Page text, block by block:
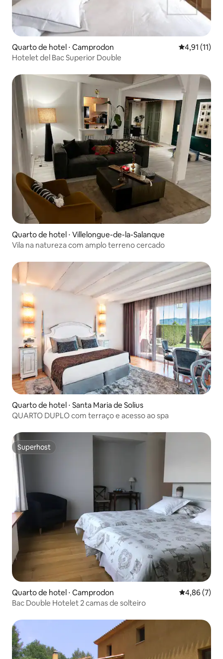
Quarto de hotel ⋅ Camprodon 4,91 de uma
4,91 (11)
Hotelet del Bac Superior Double
Quarto de hotel ⋅ Villelongue-de-la-Salanque
Vila na natureza com amplo terreno cercado
Quarto de hotel ⋅ Santa Maria de Solius
QUARTO DUPLO com terraço e acesso ao spa
Superhost
Superhost
Quarto de hotel ⋅ Camprodon 4,86 de uma
4,86 (7)
Bac Double Hotelet 2 camas de solteiro